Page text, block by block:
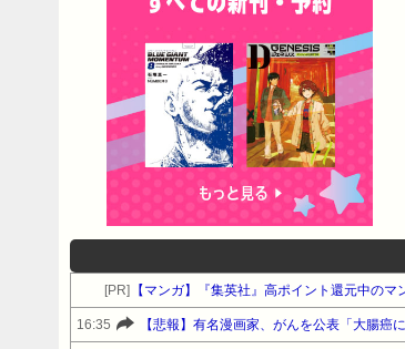
[PR] 【マンガ】『集英社』高ポイント還元中のマ
16:35 【悲報】有名漫画家、がんを公表「大腸癌